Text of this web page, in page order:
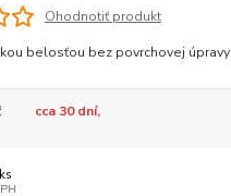
Ohodnotiť produkt
belosťou bez povrchovej úpravy
cca 30 dní,